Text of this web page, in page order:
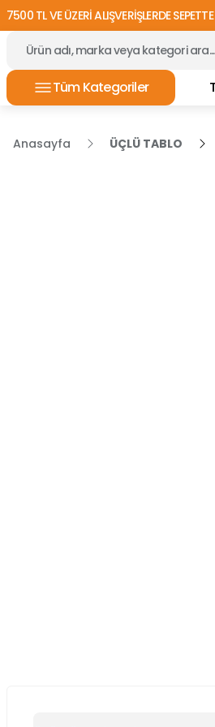
7500 TL VE ÜZERİ ALIŞVERİŞLERDE
Tüm Kategoriler
Anasayfa ÜÇLÜ TABLO